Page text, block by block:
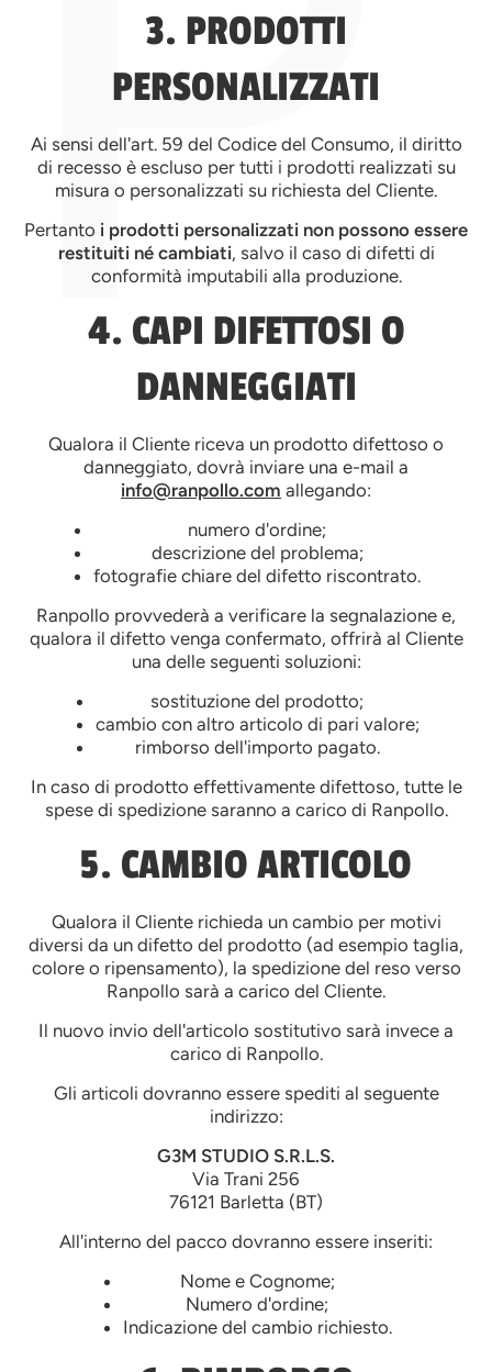
3. PRODOTTI
PERSONALIZZATI
Ai sensi dell'art. 59 del Codice del Consumo, il diritto
di recesso è escluso per tutti i prodotti realizzati su
misura o personalizzati su richiesta del Cliente.
Pertanto i prodotti personalizzati non possono essere
restituiti né cambiati, salvo il caso di difetti di
conformità imputabili alla produzione.
4. CAPI DIFETTOSI O
DANNEGGIATI
Qualora il Cliente riceva un prodotto difettoso o
danneggiato, dovrà inviare una e-mail a
info@ranpollo.com allegando:
numero d'ordine;
descrizione del problema;
fotografie chiare del difetto riscontrato.
Ranpollo provvederà a verificare la segnalazione e,
qualora il difetto venga confermato, offrirà al Cliente
una delle seguenti soluzioni:
sostituzione del prodotto;
cambio con altro articolo di pari valore;
rimborso dell'importo pagato.
In caso di prodotto effettivamente difettoso, tutte le
spese di spedizione saranno a carico di Ranpollo.
5. CAMBIO ARTICOLO
Qualora il Cliente richieda un cambio per motivi
diversi da un difetto del prodotto (ad esempio taglia,
colore o ripensamento), la spedizione del reso verso
Ranpollo sarà a carico del Cliente.
Il nuovo invio dell'articolo sostitutivo sarà invece a
carico di Ranpollo.
Gli articoli dovranno essere spediti al seguente
indirizzo:
G3M STUDIO S.R.L.S.
Via Trani 256
76121 Barletta (BT)
All'interno del pacco dovranno essere inseriti:
Nome e Cognome;
Numero d'ordine;
Indicazione del cambio richiesto.